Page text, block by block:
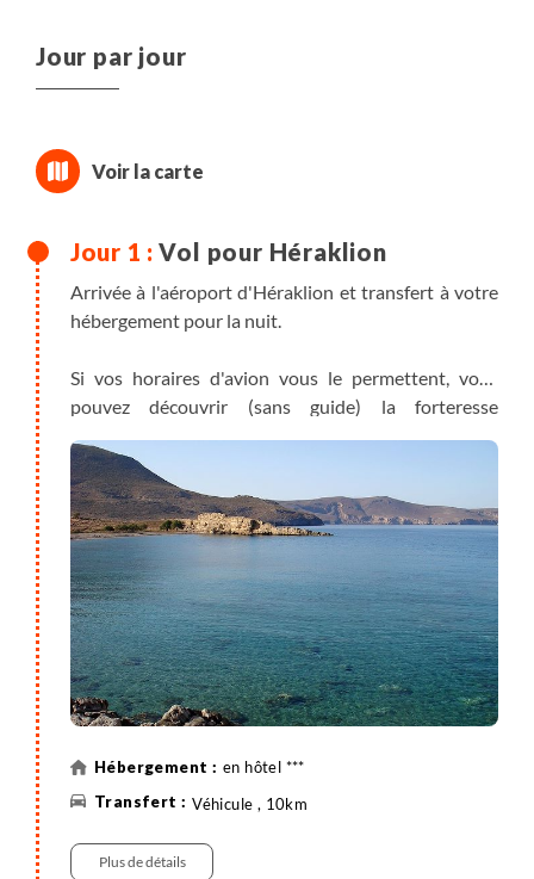
Jour par jour
Vol pour Héraklion
Arrivée à l'aéroport d'Héraklion et transfert à votre
hébergement pour la nuit.
Si vos horaires d'avion vous le permettent, vous
pouvez découvrir (sans guide) la forteresse
vénitienne du 16e siècle qui domine le port et le
palais de Knossos (à 5km de la ville) qui permet
d’apprécier la grandeur de la civilisation minoenne.
Vous pouvez aussi faire une balade dans la
principale artère piétonne d’Héraklion, (boutiques,
cafés et tavernes) qui traverse la ville du nord au sud,
admirer l’église Agios Titos l’un des monuments les
plus importants d’Héraklion, la place des Lions qui
constitue le cœur de la ville.
Installez vous autour de la superbe fontaine
découvrez la loggia vénitienne, un édifice
remarquable du 17e siècle.
en hôtel ***
Véhicule , 10km
Plus de détails